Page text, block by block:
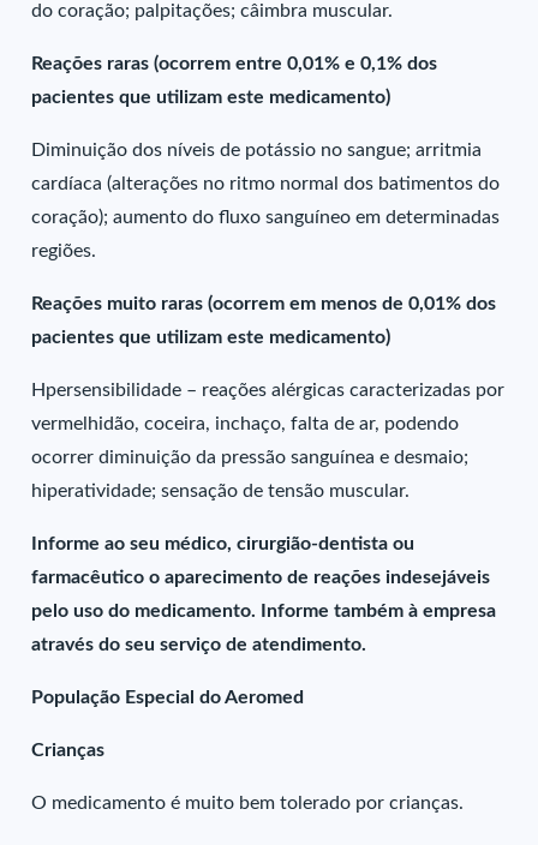
do coração; palpitações; câimbra muscular.
Reações raras (ocorrem entre 0,01% e 0,1% dos
pacientes que utilizam este medicamento)
Diminuição dos níveis de potássio no sangue; arritmia
cardíaca (alterações no ritmo normal dos batimentos do
coração); aumento do fluxo sanguíneo em determinadas
regiões.
Reações muito raras (ocorrem em menos de 0,01% dos
pacientes que utilizam este medicamento)
Hpersensibilidade – reações alérgicas caracterizadas por
vermelhidão, coceira, inchaço, falta de ar, podendo
ocorrer diminuição da pressão sanguínea e desmaio;
hiperatividade; sensação de tensão muscular.
Informe ao seu médico, cirurgião-dentista ou
farmacêutico o aparecimento de reações indesejáveis
pelo uso do medicamento. Informe também à empresa
através do seu serviço de atendimento.
População Especial do Aeromed
Crianças
O medicamento é muito bem tolerado por crianças.